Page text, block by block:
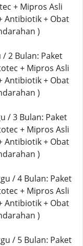
+ Mipros Asli
Antibiotik + Obat
)
2 Bulan: Paket
+ Mipros Asli
Antibiotik + Obat
)
/ 3 Bulan: Paket
+ Mipros Asli
Antibiotik + Obat
)
/ 4 Bulan: Paket
+ Mipros Asli
Antibiotik + Obat
)
/ 5 Bulan: Paket